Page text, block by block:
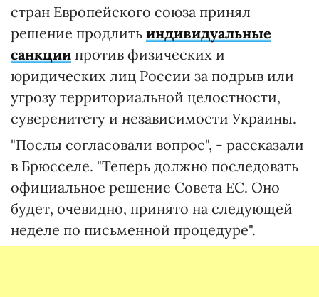
стран Европейского союза принял
решение продлить индивидуальные
санкции против физических и
юридических лиц России за подрыв или
угрозу территориальной целостности,
суверенитету и независимости Украины.
"Послы согласовали вопрос", - рассказали
в Брюсселе. "Теперь должно последовать
официальное решение Совета ЕС. Оно
будет, очевидно, принято на следующей
неделе по письменной процедуре".